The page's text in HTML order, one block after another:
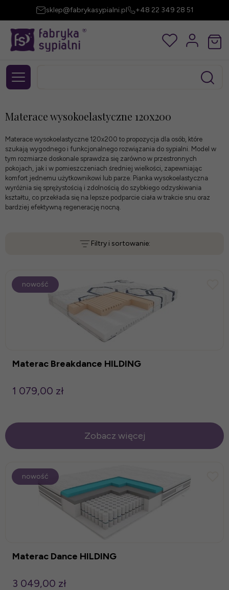
sklep@fabrykasypialni.pl +48 22 349 28 51
Materace wysokoelastyczne 120x200
Materace wysokoelastyczne 120x200 to propozycja dla osób, które
szukają wygodnego i funkcjonalnego rozwiązania do sypialni. Model w
tym rozmiarze doskonale sprawdza się zarówno w przestronnych
pokojach, jak i w pomieszczeniach średniej wielkości, zapewniając
komfort jednemu użytkownikowi lub parze. Pianka wysokoelastyczna
wyróżnia się sprężystością i zdolnością do szybkiego odzyskiwania
kształtu, co przekłada się na lepsze podparcie ciała w trakcie snu oraz
bardziej efektywną regenerację nocną.
Filtry i sortowanie:
Materac Breakdance HILDING
1 079,00 zł
Zobacz więcej
nowość
Materac Dance HILDING
3 049,00 zł
nowość